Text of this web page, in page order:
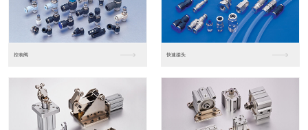
东莞松下PLC 松下人机界面GT07